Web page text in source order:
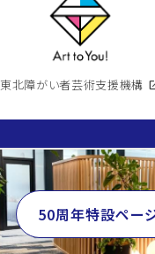
東北障がい者芸術支援機構
50周年特設ペー